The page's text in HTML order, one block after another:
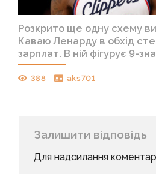
Розкрито ще одну схему
Каваю Ленарду в обхід
зарплат. В ній фігурує 9-
388 aks701
Залишити відповідь
Для надсилання